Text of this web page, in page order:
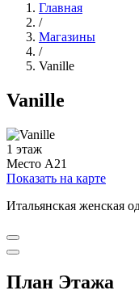
Главная
/
Магазины
/
Vanille
Vanille
1 этаж
Место A21
Показать на карте
Итальянская женская
План Этажа